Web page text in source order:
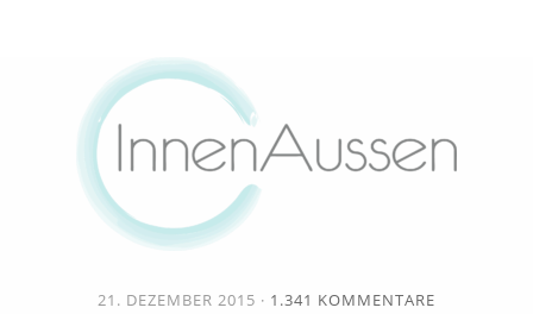
21. DEZEMBER 2015 · 1.341 KOMMENTARE